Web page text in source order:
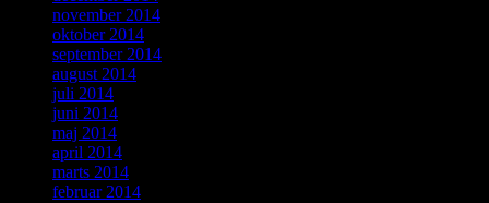
november 2014
oktober 2014
september 2014
august 2014
juli 2014
juni 2014
maj 2014
april 2014
marts 2014
februar 2014